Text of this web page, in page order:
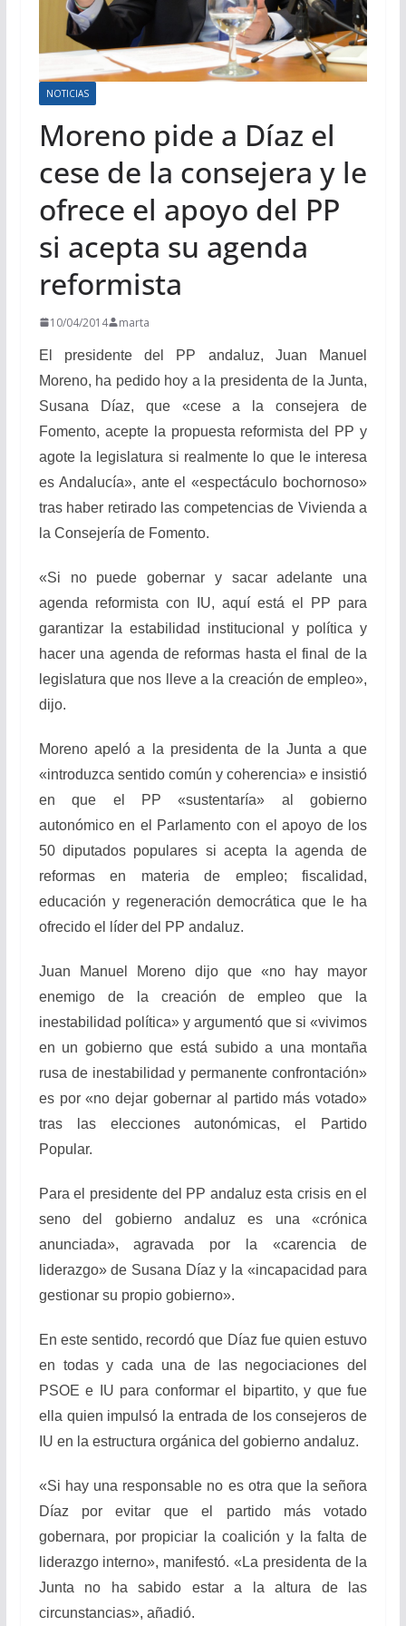
NOTICIAS
Moreno pide a Díaz el
cese de la consejera y le
ofrece el apoyo del PP
si acepta su agenda
reformista
10/04/2014 marta
El presidente del PP andaluz, Juan Manuel
Moreno, ha pedido hoy a la presidenta de la Junta,
Susana Díaz, que «cese a la consejera de
Fomento, acepte la propuesta reformista del PP y
agote la legislatura si realmente lo que le interesa
es Andalucía», ante el «espectáculo bochornoso»
tras haber retirado las competencias de Vivienda a
la Consejería de Fomento.
«Si no puede gobernar y sacar adelante una
agenda reformista con IU, aquí está el PP para
garantizar la estabilidad institucional y política y
hacer una agenda de reformas hasta el final de la
legislatura que nos lleve a la creación de empleo»,
dijo.
Moreno apeló a la presidenta de la Junta a que
«introduzca sentido común y coherencia» e insistió
en que el PP «sustentaría» al gobierno
autonómico en el Parlamento con el apoyo de los
50 diputados populares si acepta la agenda de
reformas en materia de empleo; fiscalidad,
educación y regeneración democrática que le ha
ofrecido el líder del PP andaluz.
Juan Manuel Moreno dijo que «no hay mayor
enemigo de la creación de empleo que la
inestabilidad política» y argumentó que si «vivimos
en un gobierno que está subido a una montaña
rusa de inestabilidad y permanente confrontación»
es por «no dejar gobernar al partido más votado»
tras las elecciones autonómicas, el Partido
Popular.
Para el presidente del PP andaluz esta crisis en el
seno del gobierno andaluz es una «crónica
anunciada», agravada por la «carencia de
liderazgo» de Susana Díaz y la «incapacidad para
gestionar su propio gobierno».
En este sentido, recordó que Díaz fue quien estuvo
en todas y cada una de las negociaciones del
PSOE e IU para conformar el bipartito, y que fue
ella quien impulsó la entrada de los consejeros de
IU en la estructura orgánica del gobierno andaluz.
«Si hay una responsable no es otra que la señora
Díaz por evitar que el partido más votado
gobernara, por propiciar la coalición y la falta de
liderazgo interno», manifestó. «La presidenta de la
Junta no ha sabido estar a la altura de las
circunstancias», añadió.